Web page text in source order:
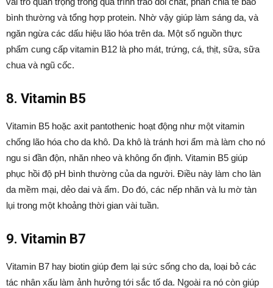
bình thường và tổng hợp protein. Nhờ vậy giúp làm sáng da, và
ngăn ngừa các dấu hiệu lão hóa trên da. Một số nguồn thực
phẩm cung cấp vitamin B12 là pho mát, trứng, cá, thịt, sữa, sữa
chua và ngũ cốc.
8. Vitamin B5
Vitamin B5 hoặc axit pantothenic hoạt động như một vitamin
chống lão hóa cho da khô. Da khô là tránh hơi ẩm mà làm cho nó
ngu si đần độn, nhăn nheo và không ổn định. Vitamin B5 giúp
phục hồi độ pH bình thường của da người. Điều này làm cho làn
da mềm mại, dẻo dai và ẩm. Do đó, các nếp nhăn và lu mờ tàn
lụi trong một khoảng thời gian vài tuần.
9. Vitamin B7
Vitamin B7 hay biotin giúp đem lại sức sống cho da, loại bỏ các
tác nhân xấu làm ảnh hưởng tới sắc tố da. Ngoài ra nó còn giúp